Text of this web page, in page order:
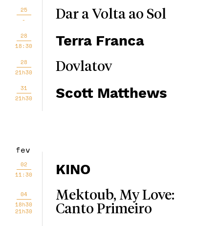
25
-
Dar a Volta ao Sol
28
18:30
Terra Franca
28
21h30
Dovlatov
31
21h30
Scott Matthews
fev
02
11:30
KINO
04
18h30
21h30
Mektoub, My Love:
Canto Primeiro